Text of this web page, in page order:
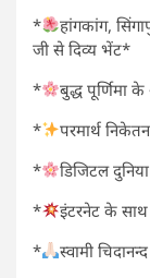
*
हांगकांग,
जी से दिव्य भेंट*
*
बुद्ध पूर्णिमा
*
परमार्थ
*
डिजिटल
*
इंटरनेट के
*
स्वामी